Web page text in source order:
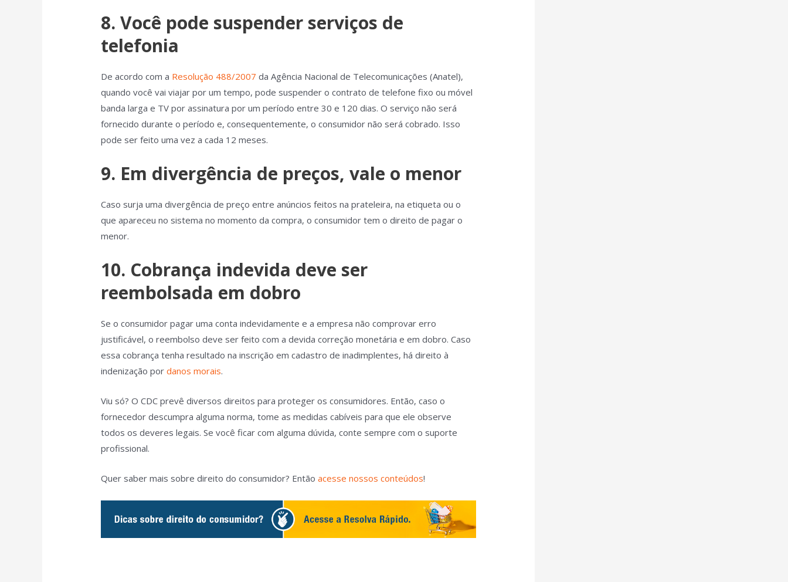
8. Você pode suspender serviços de
telefonia
De acordo com a Resolução 488/2007 da Agência Nacional de Telecomunicações (Anatel),
quando você vai viajar por um tempo, pode suspender o contrato de telefone fixo ou móvel
banda larga e TV por assinatura por um período entre 30 e 120 dias. O serviço não será
fornecido durante o período e, consequentemente, o consumidor não será cobrado. Isso
pode ser feito uma vez a cada 12 meses.
9. Em divergência de preços, vale o menor
Caso surja uma divergência de preço entre anúncios feitos na prateleira, na etiqueta ou o
que apareceu no sistema no momento da compra, o consumidor tem o direito de pagar o
menor.
10. Cobrança indevida deve ser
reembolsada em dobro
Se o consumidor pagar uma conta indevidamente e a empresa não comprovar erro
justificável, o reembolso deve ser feito com a devida correção monetária e em dobro. Caso
essa cobrança tenha resultado na inscrição em cadastro de inadimplentes, há direito à
indenização pordanos morais.
Viu só? O CDC prevê diversos direitos para proteger os consumidores. Então, caso o
fornecedor descumpra alguma norma, tome as medidas cabíveis para que ele observe
todos os deveres legais. Se você ficar com alguma dúvida, conte sempre com o suporte
profissional.
Quer saber mais sobre direito do consumidor? Entãoacesse nossos conteúdos!